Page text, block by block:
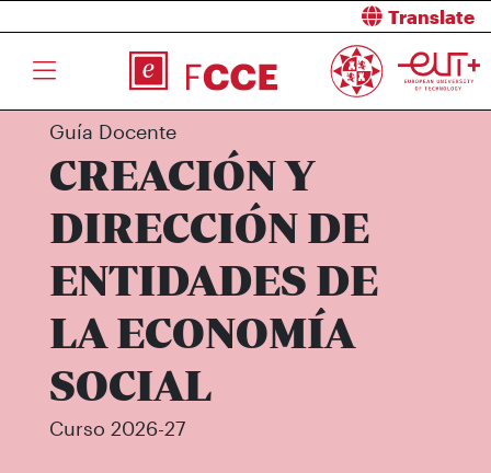
Translate
Guía Docente
CREACIÓN Y
DIRECCIÓN DE
ENTIDADES DE
LA ECONOMÍA
SOCIAL
Curso 2026-27